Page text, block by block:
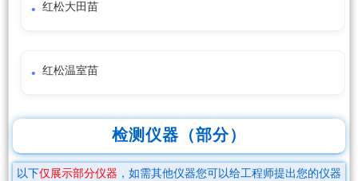
红松大田苗
红松温室苗
检测仪器（部分）
以下仅展示部分仪器 ，如需其他仪器您可以给工程师提出您的仪器